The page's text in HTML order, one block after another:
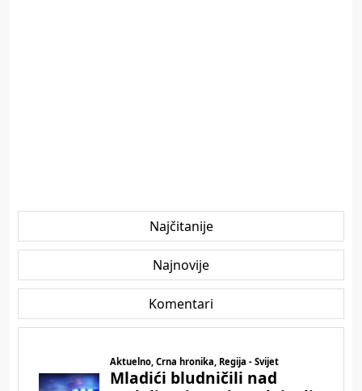
Najčitanije
Najnovije
Komentari